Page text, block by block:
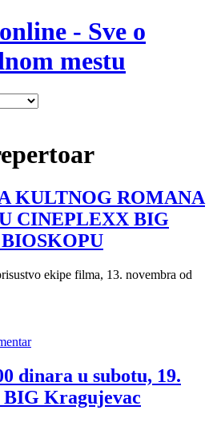
- Sve o
mestu
KULTNOG ROMANA
CINEPLEXX BIG
ekipe filma, 13. novembra od
dinara u subotu, 19.
Kragujevac